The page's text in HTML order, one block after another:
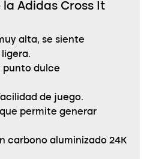
la Adidas Cross It
alta, se siente
punto dulce
de juego.
permite generar
carbono aluminizado 24K